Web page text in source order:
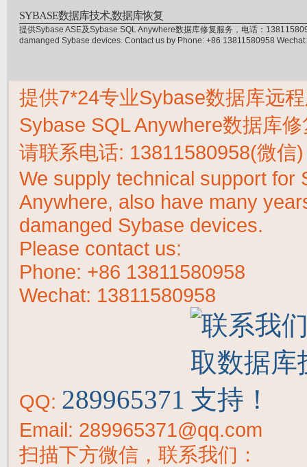
SYBASE数据库技术,数据库恢复
提供Sybase ASE及Sybase SQL Anywhere数据库修复服务，电话：
damanged Sybase devices. Contact us by Phone: +86 13811580958
提供7*24专业Sybase数据库远
Sybase SQL Anywhere数据库
请联系电话: 13811580958(微信
We supply technical support for
Anywhere, also have many
damanged Sybase devices.
Please contact us:
Phone: +86 13811580958
Wechat: 13811580958
QQ: 289965371
Email: 289965371@qq.com
扫描下方微信，联系我们：